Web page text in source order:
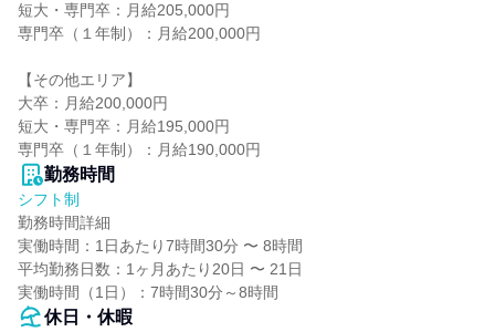
短大・専門卒：月給205,000円
専門卒（１年制）：月給200,000円
【その他エリア】
大卒：月給200,000円
短大・専門卒：月給195,000円
専門卒（１年制）：月給190,000円
勤務時間
シフト制
勤務時間詳細
実働時間：1日あたり7時間30分 〜 8時間
平均勤務日数：1ヶ月あたり20日 〜 21日
実働時間（1日）：7時間30分～8時間
休日・休暇